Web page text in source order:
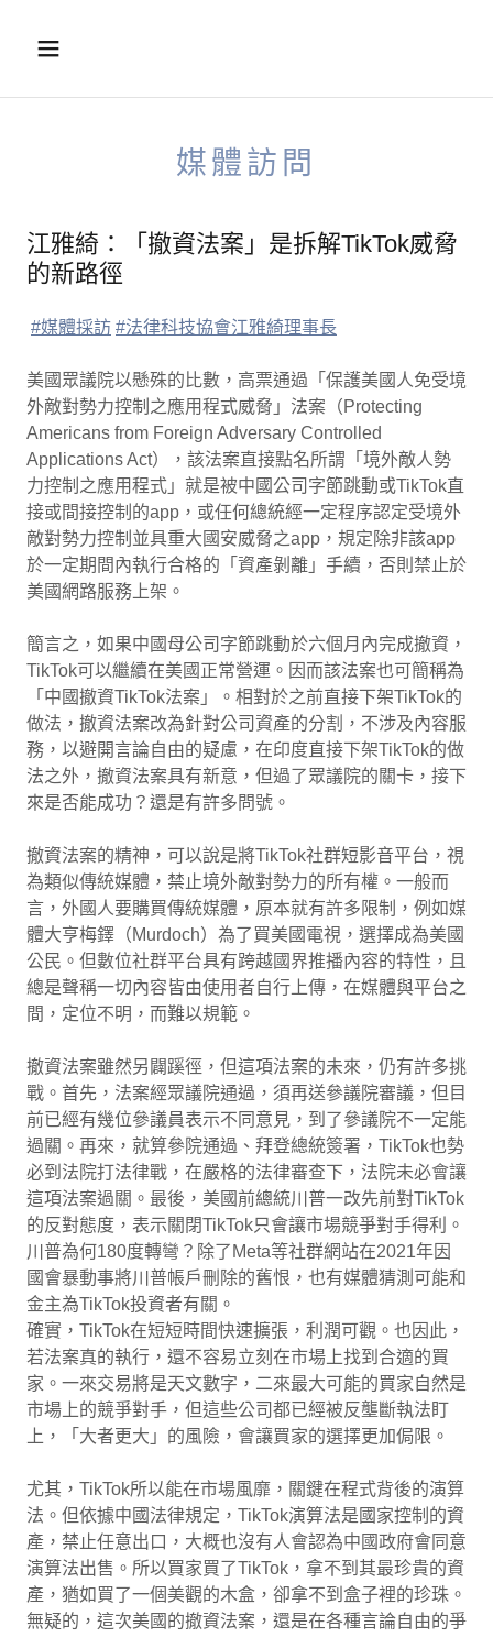
媒體訪問
江雅綺：「撤資法案」是拆解TikTok威脅
的新路徑
#媒體採訪 #法律科技協會江雅綺理事長
美國眾議院以懸殊的比數，高票通過「保護美國人免受境
外敵對勢力控制之應用程式威脅」法案（Protecting
Americans from Foreign Adversary Controlled
Applications Act），該法案直接點名所謂「境外敵人勢
力控制之應用程式」就是被中國公司字節跳動或TikTok直
接或間接控制的app，或任何總統經一定程序認定受境外
敵對勢力控制並具重大國安威脅之app，規定除非該app
於一定期間內執行合格的「資產剝離」手續，否則禁止於
美國網路服務上架。
簡言之，如果中國母公司字節跳動於六個月內完成撤資，
TikTok可以繼續在美國正常營運。因而該法案也可簡稱為
「中國撤資TikTok法案」。相對於之前直接下架TikTok的
做法，撤資法案改為針對公司資產的分割，不涉及內容服
務，以避開言論自由的疑慮，在印度直接下架TikTok的做
法之外，撤資法案具有新意，但過了眾議院的關卡，接下
來是否能成功？還是有許多問號。
撤資法案的精神，可以說是將TikTok社群短影音平台，視
為類似傳統媒體，禁止境外敵對勢力的所有權。一般而
言，外國人要購買傳統媒體，原本就有許多限制，例如媒
體大亨梅鐸（Murdoch）為了買美國電視，選擇成為美國
公民。但數位社群平台具有跨越國界推播內容的特性，且
總是聲稱一切內容皆由使用者自行上傳，在媒體與平台之
間，定位不明，而難以規範。
撤資法案雖然另闢蹊徑，但這項法案的未來，仍有許多挑
戰。首先，法案經眾議院通過，須再送參議院審議，但目
前已經有幾位參議員表示不同意見，到了參議院不一定能
過關。再來，就算參院通過、拜登總統簽署，TikTok也勢
必到法院打法律戰，在嚴格的法律審查下，法院未必會讓
這項法案過關。最後，美國前總統川普一改先前對TikTok
的反對態度，表示關閉TikTok只會讓市場競爭對手得利。
川普為何180度轉彎？除了Meta等社群網站在2021年因
國會暴動事將川普帳戶刪除的舊恨，也有媒體猜測可能和
金主為TikTok投資者有關。
確實，TikTok在短短時間快速擴張，利潤可觀。也因此，
若法案真的執行，還不容易立刻在市場上找到合適的買
家。一來交易將是天文數字，二來最大可能的買家自然是
市場上的競爭對手，但這些公司都已經被反壟斷執法盯
上，「大者更大」的風險，會讓買家的選擇更加侷限。
尤其，TikTok所以能在市場風靡，關鍵在程式背後的演算
法。但依據中國法律規定，TikTok演算法是國家控制的資
產，禁止任意出口，大概也沒有人會認為中國政府會同意
演算法出售。所以買家買了TikTok，拿不到其最珍貴的資
產，猶如買了一個美觀的木盒，卻拿不到盒子裡的珍珠。
無疑的，這次美國的撤資法案，還是在各種言論自由的爭